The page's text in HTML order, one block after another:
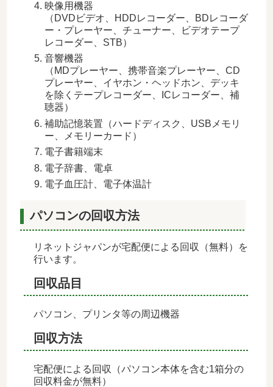
映像用機器
（DVDビデオ、HDDレコーダー、BDレコーダ
ー・プレーヤー、チューナー、ビデオテープ
レコーダー、STB）
音響機器
（MDプレーヤー、携帯音楽プレーヤー、CD
プレーヤー、イヤホン・ヘッドホン、デッキ
を除くテープレコーダー、ICレコーダー、補
聴器）
補助記憶装置（ハードディスク、USBメモリ
ー、メモリーカード）
電子書籍端末
電子辞書、電卓
電子血圧計、電子体温計
パソコンの回収方法
リネットジャパンが宅配便による回収（無料）を
行います。
回収品目
パソコン、プリンタ等の周辺機器
回収方法
宅配便による回収（パソコン本体を含む1箱分の
回収料金が無料）